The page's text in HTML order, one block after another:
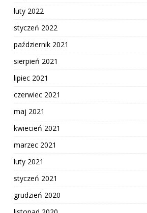
luty 2022
styczeń 2022
październik 2021
sierpień 2021
lipiec 2021
czerwiec 2021
maj 2021
kwiecień 2021
marzec 2021
luty 2021
styczeń 2021
grudzień 2020